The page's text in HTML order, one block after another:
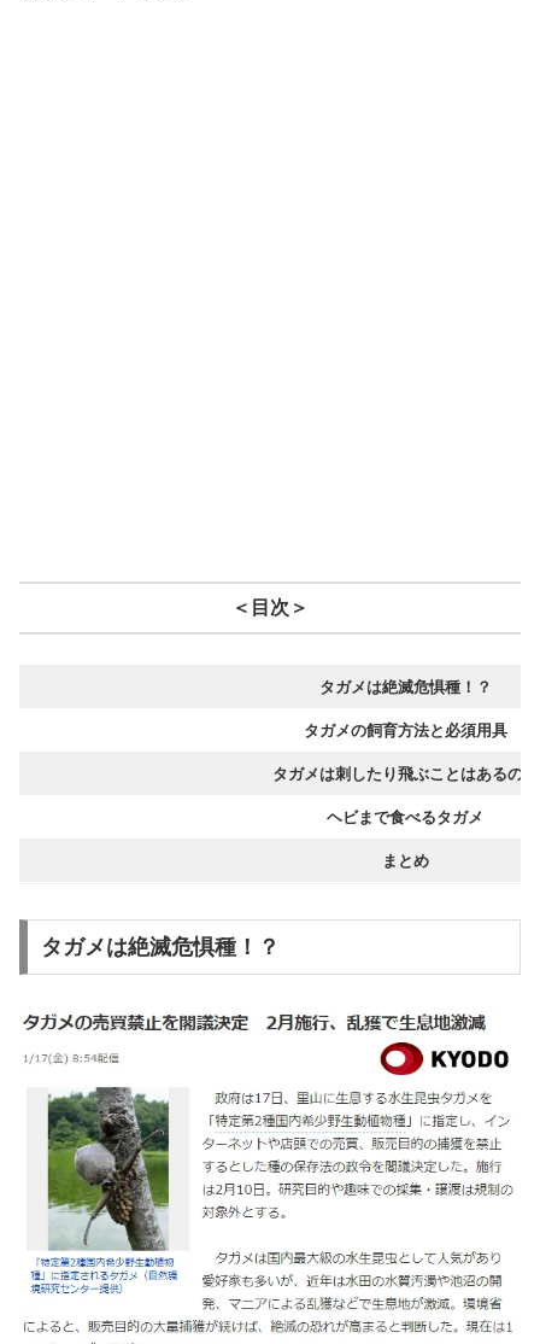
＜目次＞
タガメは絶滅危惧種！？
タガメの飼育方法と必須用具
タガメは刺したり飛ぶことはあるの？
ヘビまで食べるタガメ
まとめ
タガメは絶滅危惧種！？